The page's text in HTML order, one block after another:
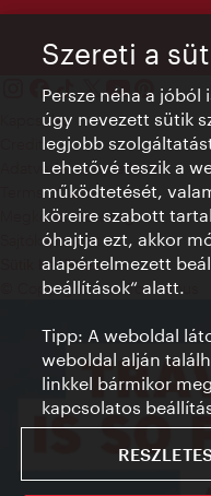
Kapcsolat
Credits
Adatvédelmi nyilatkozat
Terms of Use
Megközelíthetőség
Sajtókapcsolat
Sütik beállítása
© Copyright WienTourismus
Szereti a
Persze néha a jóból
úgy nevezett sütik
legjobb
Lehetővé teszik a
működtetését,
köreire szabott
óhajtja ezt, akkor
alapértelmezett
beállítások“ alatt.
Tipp: A weboldal
weboldal alján
linkkel bármikor
kapcsolatos